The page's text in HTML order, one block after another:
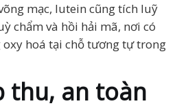
mạc, lutein cũng tích luỹ
chẩm và hồi hải mã, nơi có
hoá tại chỗ tương tự trong
thu, an toàn